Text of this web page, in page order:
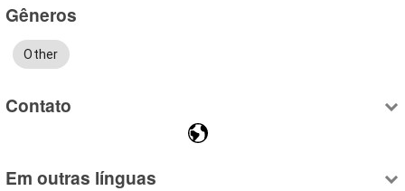
Gêneros
Other
Contato
Em outras línguas